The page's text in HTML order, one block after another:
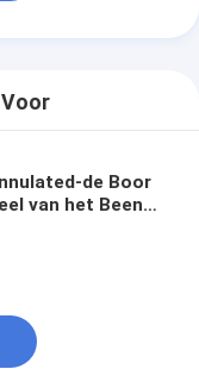
Voor
de Boor
van het Been